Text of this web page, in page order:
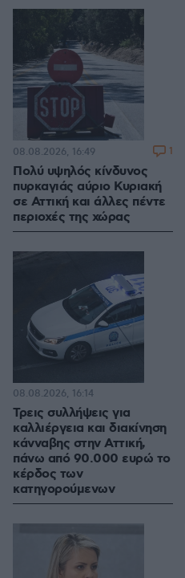
Πολύ υψηλός κίνδυνος
πυρκαγιάς αύριο Κυριακή
σε Αττική και άλλες πέντε
περιοχές της χώρας
08.08.2026, 16:49 1
Τρεις συλλήψεις για
καλλιέργεια και διακίνηση
κάνναβης στην Αττική,
πάνω από 90.000 ευρώ το
κέρδος των
κατηγορούμενων
08.08.2026, 16:14